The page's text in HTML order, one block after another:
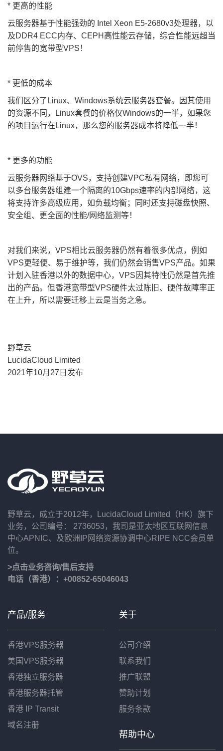
* 更高的性能
云服务器基于性能强劲的 Intel Xeon E5-2680v3处理器，以
及DDR4 ECC内存、CEPH高性能云存储，综合性能远超当
前停售的宽带型VPS！
* 更低的成本
我们区分了Linux、Windows系统云服务器套餐。因其使用
的资源不同，Linux套餐的价格仅Windows的一半，如果您
的项目运行在Linux，那么您的服务器成本将降低一半！
* 更多的功能
云服务器网络基于OVS，支持创建VPC私有网络，即您可
以多台服务器组建一个隔离的10Gbps速率的内部网络，这
将支持许多高级应用，如负载均衡；同时还支持磁盘快照、
安全组、更全面的性能/网络监测等！
对我们来说，VPS相比云服务器仍然有着很多优点，例如
VPS更轻便、易于维护等，我们仍然会销售VPS产品。如果
计划入驻香港以外的数据中心，VPS因其特性仍然是首先推
出的产品。但香港宽带型VPS硬件太过陈旧、硬件故障率正
在上升，所以需要迁移上云是当务之急。
野草云
LucidaCloud Limited
2021年10月27日发布
野草云，成立于2012年，LucidaCloud Limited（HK）旗下
业务，公司编号： 2736053，我司是亚太地区互联网信息
中心APNIC、及欧洲IP网络资源协调中心RIPE NCC会员单
位。
>点击业务咨询/售后支持
电话（香港）：+00852-65046043
产品/服务
香港VPS服务器
美国VPS服务器
香港独立服务器
香港服务器托管
香港 IP Transit
域名注册
关于
公司介绍
联系我们
推广联盟
赞助计划
服务条款
帮助中心